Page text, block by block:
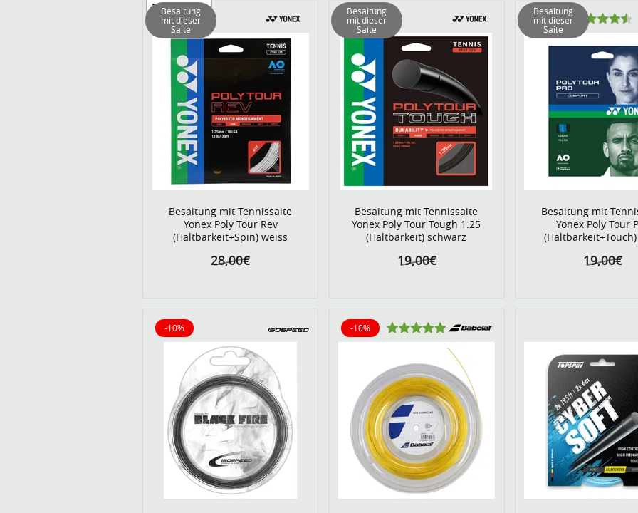
Sortierung
Besaitung mit Tennissaite
Yonex Poly Tour Rev
(Haltbarkeit+Spin) weiss
28,00€
Besaitung
mit dieser
Saite
Besaitung mit Tennissaite
Yonex Poly Tour Tough 1.25
(Haltbarkeit) schwarz
19,00€
Besaitung
mit dieser
Saite
Besaitung mit
Yonex Poly Tour
19,00€
Besaitung
mit dieser
Saite
-10%
10% reduziert
-10%
10% reduziert